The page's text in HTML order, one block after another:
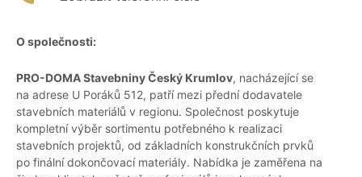
O společnosti:
PRO-DOMA Stavebniny Český Krumlov, nacházející se
na adrese U Poráků 512, patří mezi přední dodavatele
stavebních materiálů v regionu. Společnost poskytuje
kompletní výběr sortimentu potřebného k realizaci
stavebních projektů, od základních konstrukčních prvků
po finální dokončovací materiály. Nabídka je zaměřena na